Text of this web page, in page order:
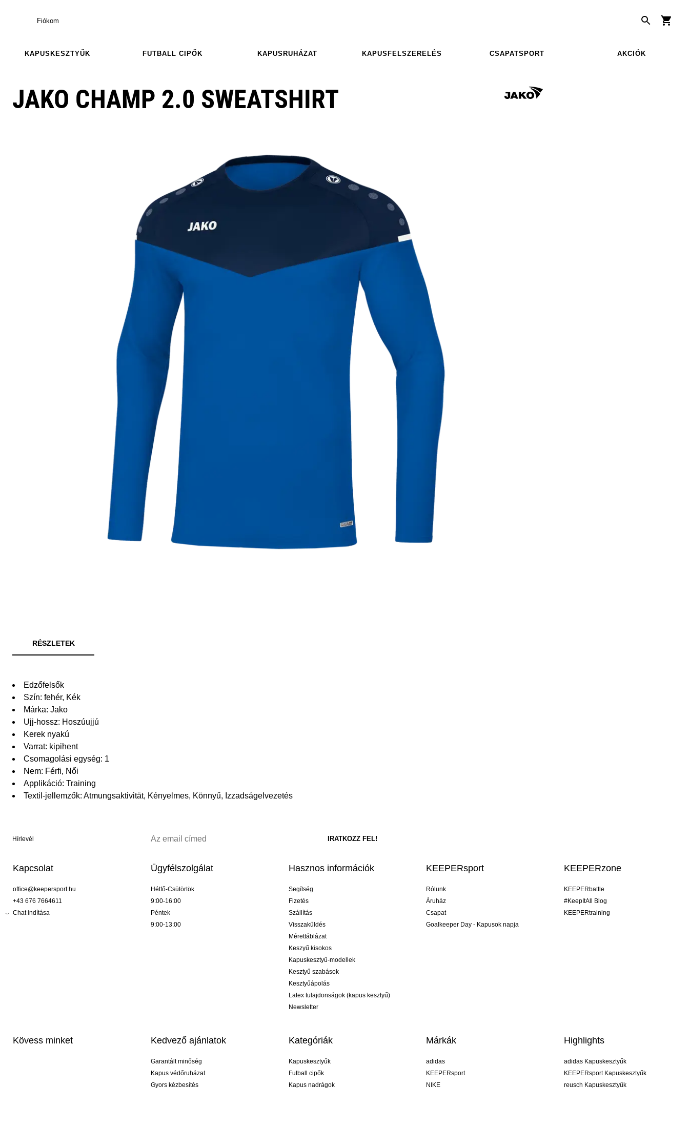
Fiókom
KAPUSKESZTYŰK FUTBALL CIPŐK KAPUSRUHÁZAT KAPUSFELSZERELÉS CSAPATSPORT AKCIÓK
JAKO CHAMP 2.0 SWEATSHIRT
RÉSZLETEK
Edzőfelsők
Szín: fehér, Kék
Márka: Jako
Ujj-hossz: Hoszúujjú
Kerek nyakú
Varrat: kipihent
Csomagolási egység: 1
Nem: Férfi, Női
Applikáció: Training
Textil-jellemzők: Atmungsaktivität, Kényelmes, Könnyű, Izzadságelvezetés
Hírlevél
Kapcsolat
office@keepersport.hu
+43 676 7664611
Chat indítása
Ügyfélszolgálat
Hétfő-Csütörtök
9:00-16:00
Péntek
9:00-13:00
Hasznos információk
Segítség
Fizetés
Szállítás
Visszaküldés
Mérettáblázat
Keszyű kisokos
Kapuskesztyű-modellek
Kesztyű szabások
Kesztyűápolás
Latex tulajdonságok (kapus kesztyű)
Newsletter
KEEPERsport
Rólunk
Áruház
Csapat
Goalkeeper Day - Kapusok napja
KEEPERzone
KEEPERbattle
#KeepItAll Blog
KEEPERtraining
Kövess minket Kedvező ajánlatok
Garantált minőség
Kapus védőruházat
Gyors kézbesítés
Kategóriák
Kapuskesztyűk
Futball cipők
Kapus nadrágok
Márkák
adidas
KEEPERsport
NIKE
Highlights
adidas Kapuskesztyűk
KEEPERsport Kapuskesztyűk
reusch Kapuskesztyűk